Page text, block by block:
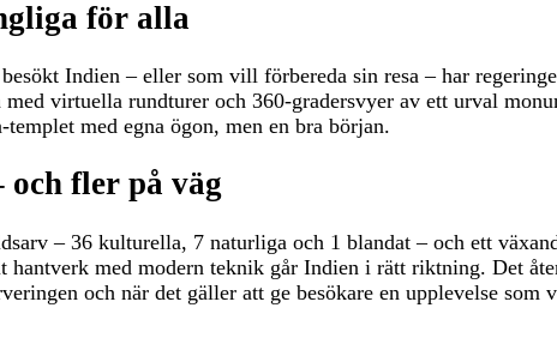
för alla
Indien – eller som vill förbereda sin resa – har
virtuella rundturer och 360-gradersvyer av ett urval
med egna ögon, men en bra början.
fler på väg
– 36 kulturella, 7 naturliga och 1 blandat – och ett
hantverk med modern teknik går Indien i rätt riktning. Det
och när det gäller att ge besökare en upplevelse som